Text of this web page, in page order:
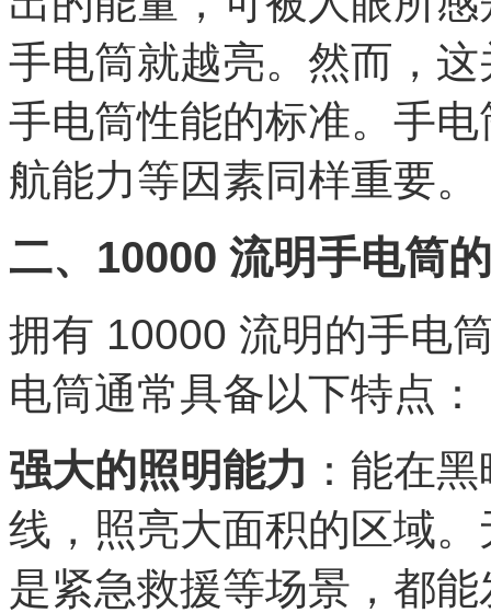
手电筒就越亮。然而，
手电筒性能的标准。手
航能力等因素同样重要。
二、10000 流明手电筒
拥有 10000 流明的手电
电筒通常具备以下特点：
强大的照明能力 ：能在
线，照亮大面积的区域
是紧急救援等场景，都